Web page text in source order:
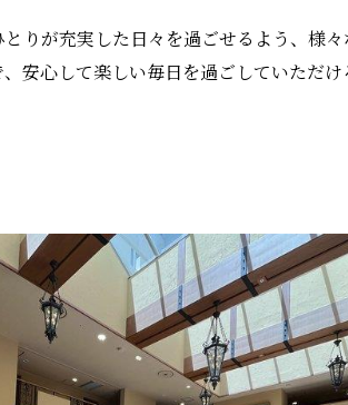
りが充実した日々を過ごせるよう、様
安心して楽しい毎日を過ごしていただ